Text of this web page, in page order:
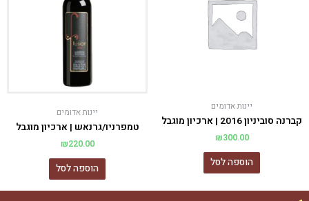
יינות אדומים
קברנה סוביניון 2016 | ארכיון מוגבל
₪300.00
הוספה לסל
יינות אדומים
טמפרניו/גרנאש | ארכיון מוגבל
₪220.00
הוספה לסל